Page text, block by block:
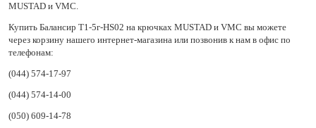
MUSTAD и VMC.
Купить Балансир Т1-5г-НS02 на крючках MUSTAD и VMC вы можете
через корзину нашего интернет-магазина или позвонив к нам в офис по
телефонам:
(044) 574-17-97
(044) 574-14-00
(050) 609-14-78